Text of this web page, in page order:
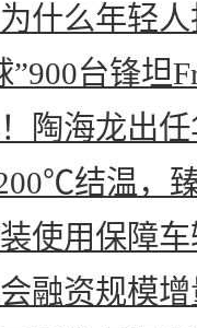
什么年轻
”900台锋坦
陶海龙出
结温，
使用保障
融资规模